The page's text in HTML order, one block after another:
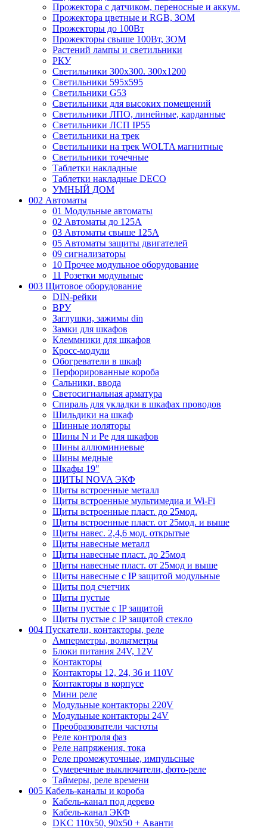
Прожектора с датчиком, переносные и аккум.
Прожектора цветные и RGB, ЗОМ
Прожекторы до 100Вт
Прожекторы свыше 100Вт, ЗОМ
Растений лампы и светильники
РКУ
Светильники 300х300. 300х1200
Светильники 595х595
Светильники G53
Светильники для высоких помещений
Светильники ЛПО, линейные, карданные
Светильники ЛСП IP55
Светильники на трек
Светильники на трек WOLTA магнитные
Светильники точечные
Таблетки накладные
Таблетки накладные DECO
УМНЫЙ ДОМ
002 Автоматы
01 Модульные автоматы
02 Автоматы до 125А
03 Автоматы свыше 125А
05 Автоматы защиты двигателей
09 сигнализаторы
10 Прочее модульное оборудование
11 Розетки модульные
003 Щитовое оборудование
DIN-рейки
ВРУ
Заглушки, зажимы din
Замки для шкафов
Клеммники для шкафов
Кросс-модули
Обогреватели в шкаф
Перфорированные короба
Сальники, ввода
Светосигнальная арматура
Спираль для укладки в шкафах проводов
Шильдики на шкаф
Шинные иоляторы
Шины N и Pe для шкафов
Шины аллюминиевые
Шины медные
Шкафы 19"
ЩИТЫ NOVA ЭКФ
Щиты встроенные металл
Щиты встроенные мультимедиа и Wi-Fi
Щиты встроенные пласт. до 25мод.
Щиты встроенные пласт. от 25мод. и выше
Щиты навес. 2,4,6 мод. открытые
Щиты навесные металл
Щиты навесные пласт. до 25мод
Щиты навесные пласт. от 25мод и выше
Щиты навесные с IP защитой модульные
Щиты под счетчик
Щиты пустые
Щиты пустые с IP защитой
Щиты пустые с IP защитой стекло
004 Пускатели, контакторы, реле
Амперметры, вольтметры
Блоки питания 24V, 12V
Контакторы
Контакторы 12, 24, 36 и 110V
Контакторы в корпусе
Мини реле
Модульные контакторы 220V
Модульные контакторы 24V
Преобразователи частоты
Реле контроля фаз
Реле напряжения, тока
Реле промежуточные, импульсные
Сумеречные выключатели, фото-реле
Таймеры, реле времени
005 Кабель-каналы и короба
Кабель-канал под дерево
Кабель-канал ЭКФ
DKC 110х50, 90х50 + Аванти